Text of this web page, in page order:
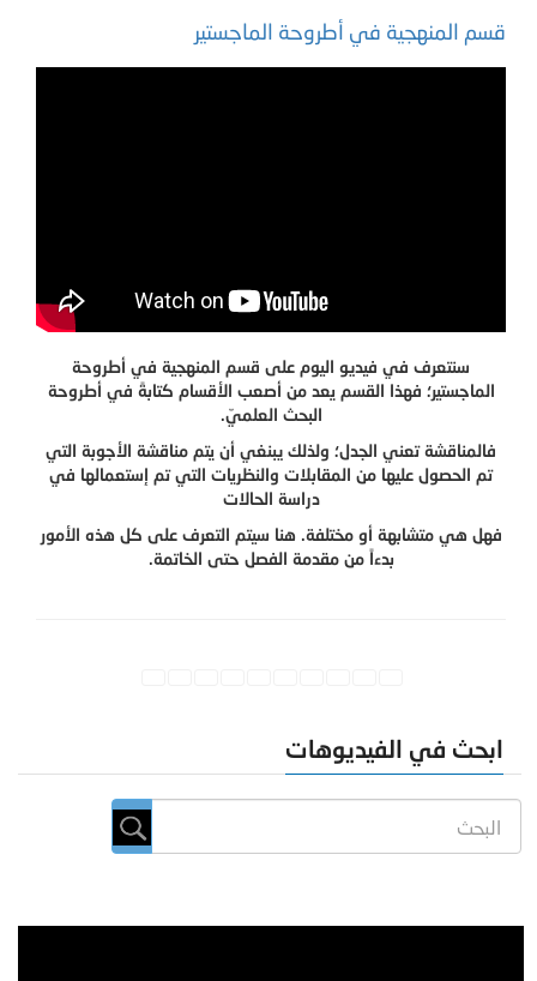
قسم المنهجية في أطروحة الماجستير
سنتعرف في فيديو اليوم على قسم المنهجية في أطروحة
الماجستير؛ فهذا القسم يعد من أصعب الأقسام كتابةً في أطروحة
البحث العلميّ.
فالمناقشة تعني الجدل؛ ولذلك يبنغي أن يتم مناقشة الأجوبة التي
تم الحصول عليها من المقابلات والنظريات التي تم إستعمالها في
دراسة الحالات
فهل هي متشابهة أو مختلفة. هنا سيتم التعرف على كل هذه الأمور
بدءاً من مقدمة الفصل حتى الخاتمة.
ابحث في الفيديوهات